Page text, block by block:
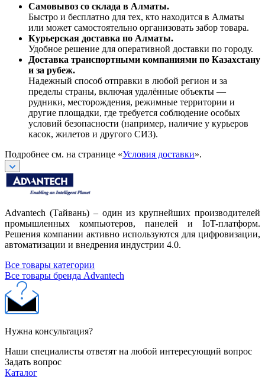
Самовывоз со склада в Алматы.
Быстро и бесплатно для тех, кто находится в Алматы
или может самостоятельно организовать забор товара.
Курьерская доставка по Алматы.
Удобное решение для оперативной доставки по городу.
Доставка транспортными компаниями по Казахстану
и за рубеж.
Надежный способ отправки в любой регион и за
пределы страны, включая удалённые объекты —
рудники, месторождения, режимные территории и
другие площадки, где требуется соблюдение особых
условий безопасности (например, наличие у курьеров
касок, жилетов и другого СИЗ).
Подробнее см. на странице «Условия доставки».
Advantech (Тайвань) – один из крупнейших производителей
промышленных компьютеров, панелей и IoT-платформ.
Решения компании активно используются для цифровизации,
автоматизации и внедрения индустрии 4.0.
Все товары категории
Все товары бренда Advantech
Нужна консультация?
Наши специалисты ответят на любой интересующий вопрос
Задать вопрос
Каталог